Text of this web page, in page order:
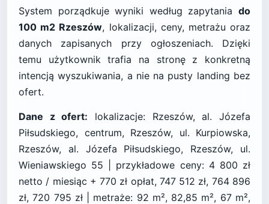
System porządkuje wyniki według zapytania do
100 m2 Rzeszów, lokalizacji, ceny, metrażu oraz
danych zapisanych przy ogłoszeniach. Dzięki
temu użytkownik trafia na stronę z konkretną
intencją wyszukiwania, a nie na pusty landing bez
ofert.
Dane z ofert: lokalizacje: Rzeszów, al. Józefa
Piłsudskiego, centrum, Rzeszów, ul. Kurpiowska,
Rzeszów, al. Józefa Piłsudskiego, Rzeszów, ul.
Wieniawskiego 55 | przykładowe ceny: 4 800 zł
netto / miesiąc + 770 zł opłat, 747 512 zł, 764 896
zł, 720 795 zł | metraże: 92 m², 82,85 m², 67 m²,